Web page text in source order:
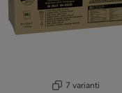
7 varianti